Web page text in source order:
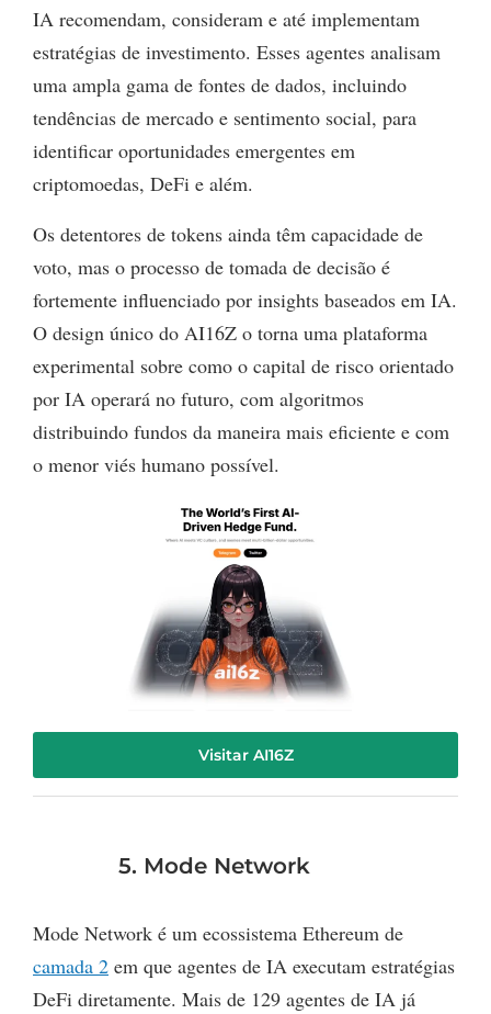
IA recomendam, consideram e até implementam
estratégias de investimento. Esses agentes analisam
uma ampla gama de fontes de dados, incluindo
tendências de mercado e sentimento social, para
identificar oportunidades emergentes em
criptomoedas, DeFi e além.
Os detentores de tokens ainda têm capacidade de
voto, mas o processo de tomada de decisão é
fortemente influenciado por insights baseados em IA.
O design único do AI16Z o torna uma plataforma
experimental sobre como o capital de risco orientado
por IA operará no futuro, com algoritmos
distribuindo fundos da maneira mais eficiente e com
o menor viés humano possível.
Visitar AI16Z
5. Mode Network
Mode Network é um ecossistema Ethereum de
camada 2 em que agentes de IA executam estratégias
DeFi diretamente. Mais de 129 agentes de IA já